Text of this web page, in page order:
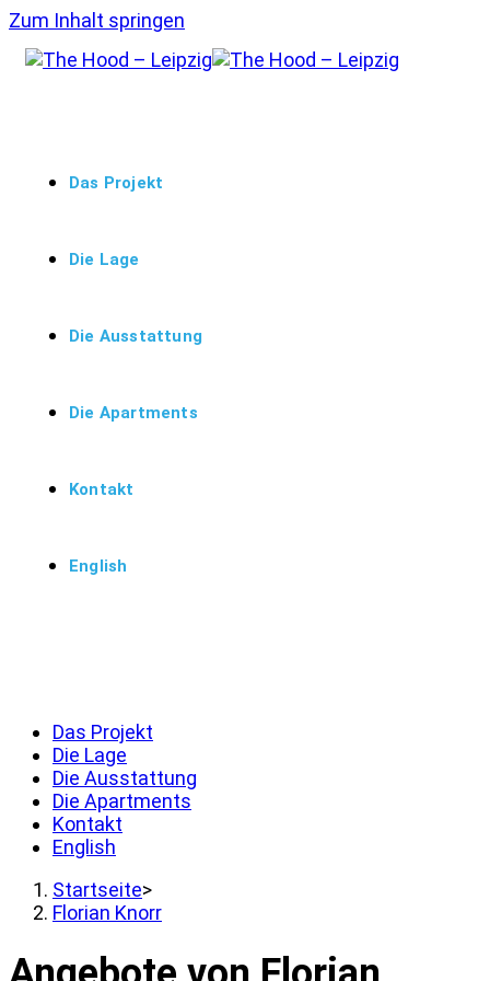
Zum Inhalt springen
Das Projekt
Die Lage
Die Ausstattung
Die Apartments
Kontakt
English
Das Projekt
Die Lage
Die Ausstattung
Die Apartments
Kontakt
English
Startseite>
Florian Knorr